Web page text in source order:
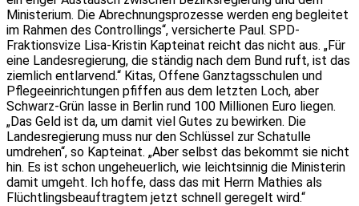
Ministerium. Die Abrechnungsprozesse werden eng begleitet
im Rahmen des Controllings“, versicherte Paul. SPD-
Fraktionsvize Lisa-Kristin Kapteinat reicht das nicht aus. „Für
eine Landesregierung, die ständig nach dem Bund ruft, ist das
ziemlich entlarvend.“ Kitas, Offene Ganztagsschulen und
Pflegeeinrichtungen pfiffen aus dem letzten Loch, aber
Schwarz-Grün lasse in Berlin rund 100 Millionen Euro liegen.
„Das Geld ist da, um damit viel Gutes zu bewirken. Die
Landesregierung muss nur den Schlüssel zur Schatulle
umdrehen“, so Kapteinat. „Aber selbst das bekommt sie nicht
hin. Es ist schon ungeheuerlich, wie leichtsinnig die Ministerin
damit umgeht. Ich hoffe, dass das mit Herrn Mathies als
Flüchtlingsbeauftragtem jetzt schnell geregelt wird.“